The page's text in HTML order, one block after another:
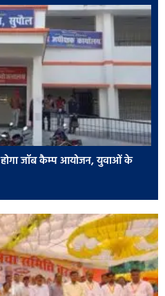
जॉब कैम्प आयोजन, युवाओं के